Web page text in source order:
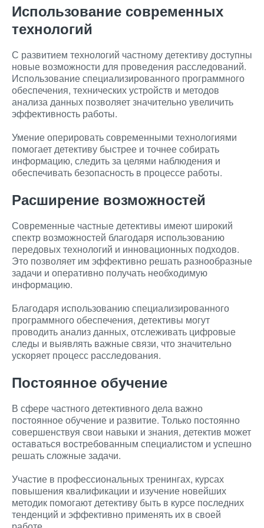
Использование современных
технологий
С развитием технологий частному детективу доступны
новые возможности для проведения расследований.
Использование специализированного программного
обеспечения, технических устройств и методов
анализа данных позволяет значительно увеличить
эффективность работы.
Умение оперировать современными технологиями
помогает детективу быстрее и точнее собирать
информацию, следить за целями наблюдения и
обеспечивать безопасность в процессе работы.
Расширение возможностей
Современные частные детективы имеют широкий
спектр возможностей благодаря использованию
передовых технологий и инновационных подходов.
Это позволяет им эффективно решать разнообразные
задачи и оперативно получать необходимую
информацию.
Благодаря использованию специализированного
программного обеспечения, детективы могут
проводить анализ данных, отслеживать цифровые
следы и выявлять важные связи, что значительно
ускоряет процесс расследования.
Постоянное обучение
В сфере частного детективного дела важно
постоянное обучение и развитие. Только постоянно
совершенствуя свои навыки и знания, детектив может
оставаться востребованным специалистом и успешно
решать сложные задачи.
Участие в профессиональных тренингах, курсах
повышения квалификации и изучение новейших
методик помогают детективу быть в курсе последних
тенденций и эффективно применять их в своей